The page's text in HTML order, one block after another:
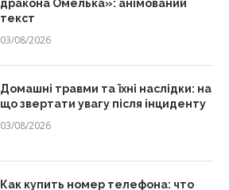
дракона Омелька»: анімований
текст
03/08/2026
Домашні травми та їхні наслідки: на
що звертати увагу після інциденту
03/08/2026
Как купить номер телефона: что